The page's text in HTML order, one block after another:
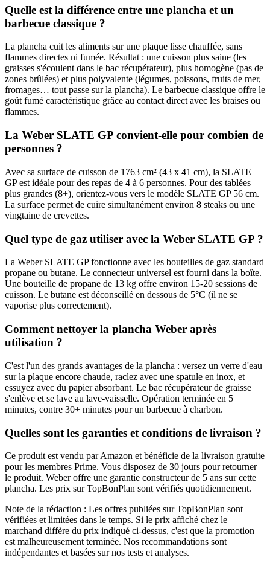
Quelle est la différence entre une plancha et un
barbecue classique ?
La plancha cuit les aliments sur une plaque lisse chauffée, sans
flammes directes ni fumée. Résultat : une cuisson plus saine (les
graisses s'écoulent dans le bac récupérateur), plus homogène (pas de
zones brûlées) et plus polyvalente (légumes, poissons, fruits de mer,
fromages… tout passe sur la plancha). Le barbecue classique offre le
goût fumé caractéristique grâce au contact direct avec les braises ou
flammes.
La Weber SLATE GP convient-elle pour combien de
personnes ?
Avec sa surface de cuisson de 1763 cm² (43 x 41 cm), la SLATE
GP est idéale pour des repas de 4 à 6 personnes. Pour des tablées
plus grandes (8+), orientez-vous vers le modèle SLATE GP 56 cm.
La surface permet de cuire simultanément environ 8 steaks ou une
vingtaine de crevettes.
Quel type de gaz utiliser avec la Weber SLATE GP ?
La Weber SLATE GP fonctionne avec les bouteilles de gaz standard
propane ou butane. Le connecteur universel est fourni dans la boîte.
Une bouteille de propane de 13 kg offre environ 15-20 sessions de
cuisson. Le butane est déconseillé en dessous de 5°C (il ne se
vaporise plus correctement).
Comment nettoyer la plancha Weber après
utilisation ?
C'est l'un des grands avantages de la plancha : versez un verre d'eau
sur la plaque encore chaude, raclez avec une spatule en inox, et
essuyez avec du papier absorbant. Le bac récupérateur de graisse
s'enlève et se lave au lave-vaisselle. Opération terminée en 5
minutes, contre 30+ minutes pour un barbecue à charbon.
Quelles sont les garanties et conditions de livraison ?
Ce produit est vendu par Amazon et bénéficie de la livraison gratuite
pour les membres Prime. Vous disposez de 30 jours pour retourner
le produit. Weber offre une garantie constructeur de 5 ans sur cette
plancha. Les prix sur TopBonPlan sont vérifiés quotidiennement.
Note de la rédaction : Les offres publiées sur TopBonPlan sont
vérifiées et limitées dans le temps. Si le prix affiché chez le
marchand diffère du prix indiqué ci-dessus, c'est que la promotion
est malheureusement terminée. Nos recommandations sont
indépendantes et basées sur nos tests et analyses.